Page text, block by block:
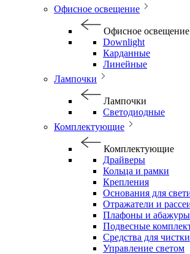
Офисное освещение
Офисное освещение
Downlight
Карданные
Линейные
Лампочки
Лампочки
Светодиодные
Комплектующие
Комплектующие
Драйверы
Кольца и рамки
Крепления
Основания для
Отражатели и
Плафоны и абажуры
Подвесные
Средства для чистки
Управление светом